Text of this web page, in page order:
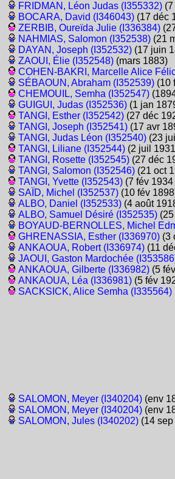
FRIDMAN, Léon Judas (I355332)(7
BOCARA, David (I346043)(17 déc
ZERBIB, Oureïda Julie (I336384)
NAHMIAS, Salomon (I352538)(21
DAYAN, Joseph (I352532)(17 juin
ZAOUI, Élie (I352548)(mars 1883)
COHEN-BAKRI, Marcelle Alice
SÉBAOUN, Abraham (I352539)(10
CHEMOUIL, Semha (I352547)
GUIGUI, Judas (I352536)(1 jan
TANGI, Esther (I352542)(27 déc
TANGI, Joseph (I352541)(17 avr
TANGI, Judas Léon (I352540)(23
TANGI, Liliane (I352544)(2 juil
TANGI, Rosette (I352545)(27 déc
TANGI, Salomon (I352546)(21 oct
TANGI, Yvette (I352543)(7 fév 1934
SAÏD, Michel (I352537)(10 fév
ALBO, Daniel (I352533)(4 août
ALBO, Samuel Désiré (I352535)(25
BOYAUD-BERNOLLES, Michel
GHRENASSIA, Esther (I336970)(3
ANKAOUA, Robert (I336974)(11
JAOUI, Gaston Mardochée
ANKAOUA, Gilberte (I336982)(5
ANKAOUA, Léa (I336981)(5 fév
SACKSICK, Alice Semha (I335564)
SALOMON, Meyer (I340204)(env
SALOMON, Meyer (I340204)(env
SALOMON, Jules (I340202)(14 sep